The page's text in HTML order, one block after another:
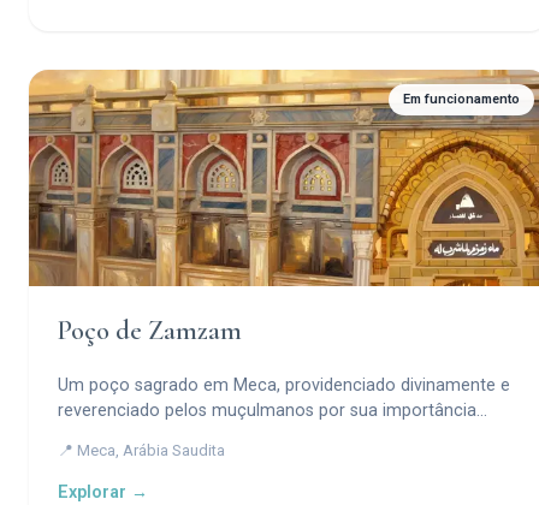
Em funcionamento
Poço de Zamzam
Um poço sagrado em Meca, providenciado divinamente e
reverenciado pelos muçulmanos por sua importância
📍 Meca, Arábia Saudita
Explorar →